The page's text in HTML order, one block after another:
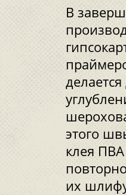
В
этого
клея
их